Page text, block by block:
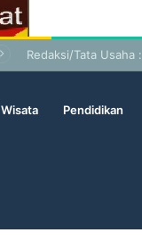
Redaksi/Tata Usaha :
Wisata Pendidikan